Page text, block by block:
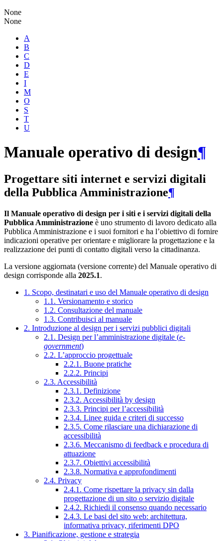
None
None
A
B
C
D
E
I
M
O
S
T
U
Manuale operativo di design¶
Progettare siti internet e servizi digitali
della Pubblica Amministrazione¶
Il Manuale operativo di design per i siti e i servizi digitali della
Pubblica Amministrazione è uno strumento di lavoro dedicato alla
Pubblica Amministrazione e i suoi fornitori e ha l’obiettivo di fornire
indicazioni operative per orientare e migliorare la progettazione e la
realizzazione dei punti di contatto digitali verso la cittadinanza.
La versione aggiornata (versione corrente) del Manuale operativo di
design corrisponde alla 2025.1.
1. Scopo, destinatari e uso del Manuale operativo di design
1.1. Versionamento e storico
1.2. Consultazione del manuale
1.3. Contribuisci al manuale
2. Introduzione al design per i servizi pubblici digitali
2.1. Design per l’amministrazione digitale (e-
government)
2.2. L’approccio progettuale
2.2.1. Buone pratiche
2.2.2. Principi
2.3. Accessibilità
2.3.1. Definizione
2.3.2. Accessibilità by design
2.3.3. Principi per l’accessibilità
2.3.4. Linee guida e criteri di successo
2.3.5. Come rilasciare una dichiarazione di
accessibilità
2.3.6. Meccanismo di feedback e procedura di
attuazione
2.3.7. Obiettivi accessibilità
2.3.8. Normativa e approfondimenti
2.4. Privacy
2.4.1. Come rispettare la privacy sin dalla
progettazione di un sito o servizio digitale
2.4.2. Richiedi il consenso quando necessario
2.4.3. Le basi del sito web: architettura,
informativa privacy, riferimenti DPO
3. Pianificazione, gestione e strategia